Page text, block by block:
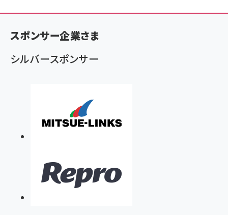
ン
く
ず
スポンサー企業さま
シルバースポンサー